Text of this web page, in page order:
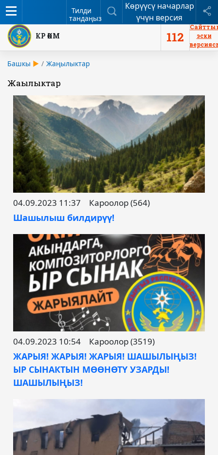
Меню
Тилди
тандаңыз
Издөө
Көрүүсү начарлар
үчүн версия
КР ӨКМ 112
эски
Башкы Жаңылыктар
Жаңылыктар
04.09.2023 11:37 Кароолор (564)
Шашылыш билдирүү!
04.09.2023 10:54 Кароолор (3519)
ЖАРЫЯ! ЖАРЫЯ! ЖАРЫЯ! ШАШЫЛЫҢЫЗ!
ЫР СЫНАКТЫН МӨӨНӨТҮ УЗАРДЫ!
ШАШЫЛЫҢЫЗ!